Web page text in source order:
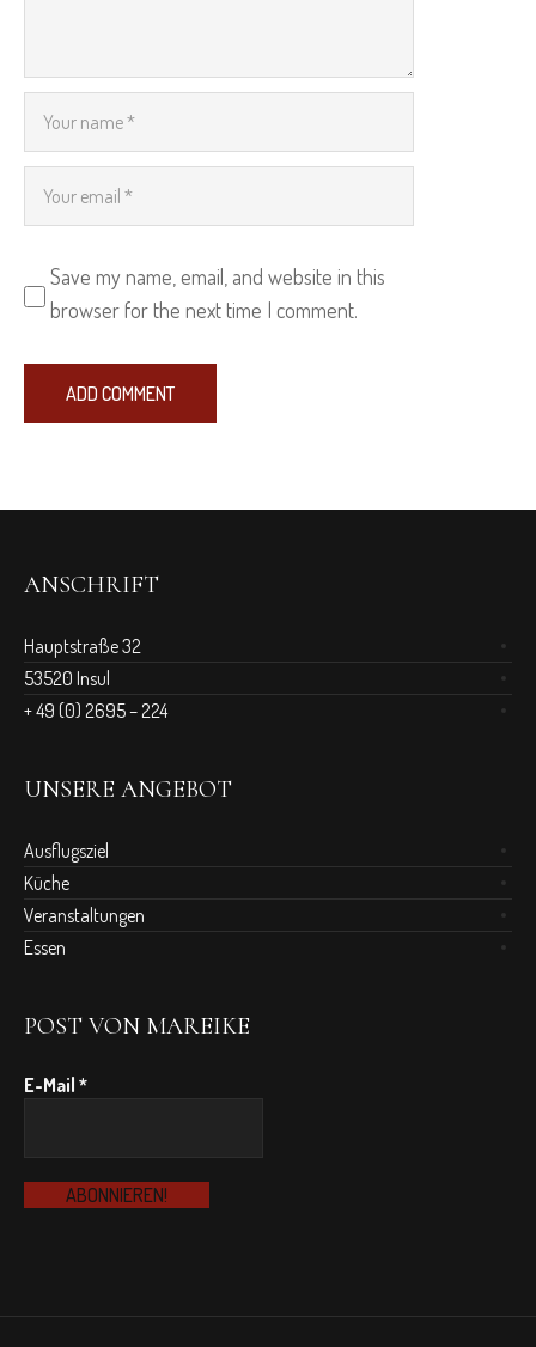
Save my name, email, and website in this
browser for the next time I comment.
ANSCHRIFT
Hauptstraße 32
53520 Insul
+ 49 (0) 2695 – 224
UNSERE ANGEBOT
Ausflugsziel
Küche
Veranstaltungen
Essen
POST VON MAREIKE
E-Mail*